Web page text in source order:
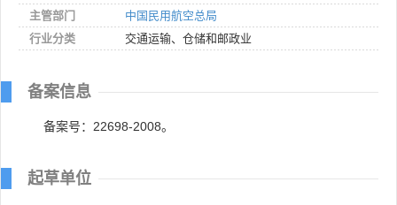
主管部门
中国民用航空总局
行业分类
交通运输、仓储和邮政业
备案信息
备案号：22698-2008。
起草单位